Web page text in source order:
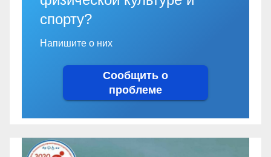
спорту?
Напишите о них
Сообщить о
проблеме